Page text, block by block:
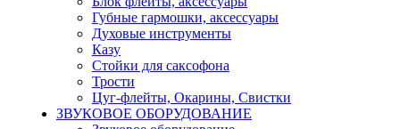
Губные гармошки, аксессуары
Духовые инструменты
Казу
Стойки для саксофона
Трости
Цуг-флейты, Окарины, Свистки
ЗВУКОВОЕ ОБОРУДОВАНИЕ